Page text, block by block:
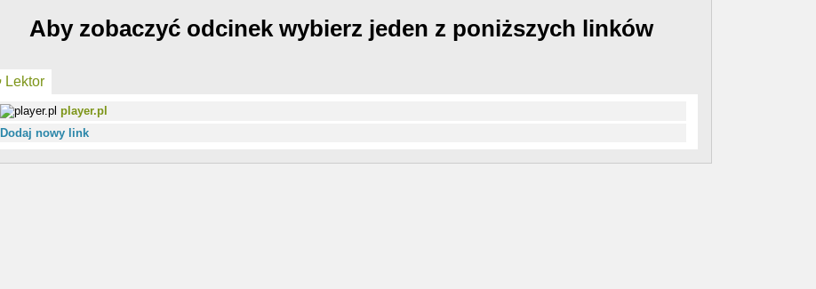
Aby zobaczyć odcinek wybierz jeden z poniższych linków
Lektor
player.pl
Dodaj nowy link